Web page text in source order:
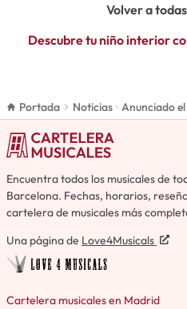
Volver a
Descubre tu niño interior
Portada Noticias
Anunciado
tierra” para
Encuentra todos los musicales de
Barcelona. Fechas, horarios,
cartelera de musicales más
Una página de Love4Musicals
Cartelera musicales en Madrid